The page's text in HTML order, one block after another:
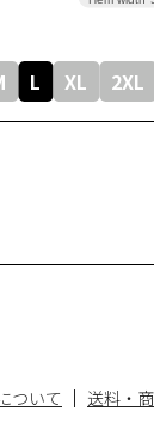
ついて
送料・
L XL 2XL